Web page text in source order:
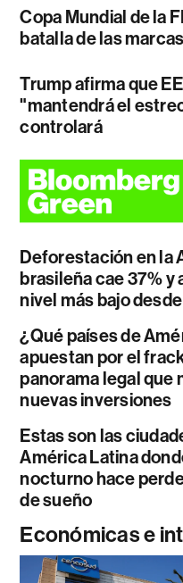
Copa Mundial de la
batalla de las marcas
Trump afirma que
"mantendrá el
controlará
Deforestación en la
brasileña cae 37% y
nivel más bajo
¿Qué países de
apuestan por el
panorama legal que
nuevas inversiones
Estas son las
América Latina
nocturno hace
de sueño
Económicas e